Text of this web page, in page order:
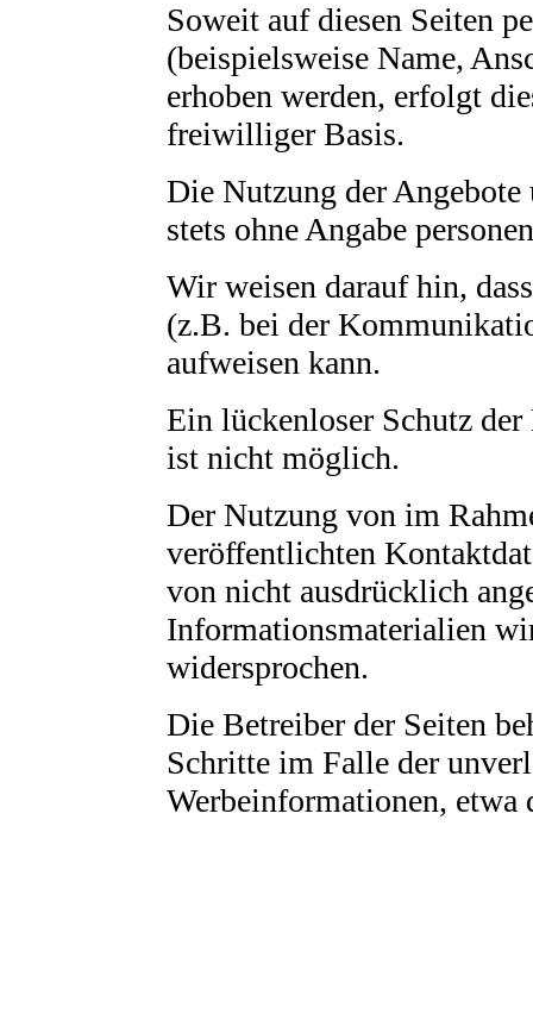
Soweit auf diesen Seiten
(beispielsweise Name,
erhoben werden, erfolgt
freiwilliger Basis.
Die Nutzung der
stets ohne Angabe
Wir weisen darauf hin,
(z.B. bei der
aufweisen kann.
Ein lückenloser Schutz
ist nicht möglich.
Der Nutzung von im
veröffentlichten
von nicht ausdrücklich
Informationsmaterialien
widersprochen.
Die Betreiber der Seiten
Schritte im Falle der
Werbeinformationen,